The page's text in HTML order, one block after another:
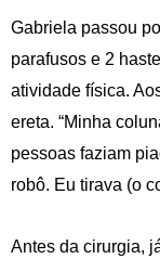
Gabriela passou
parafusos e 2
atividade física.
ereta. “Minha
pessoas faziam
robô. Eu tirava (o
Antes da cirurgia,